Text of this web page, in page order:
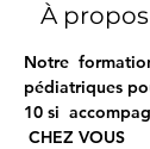
À
Notre
pédiatriques
10 si
CHEZ VOUS